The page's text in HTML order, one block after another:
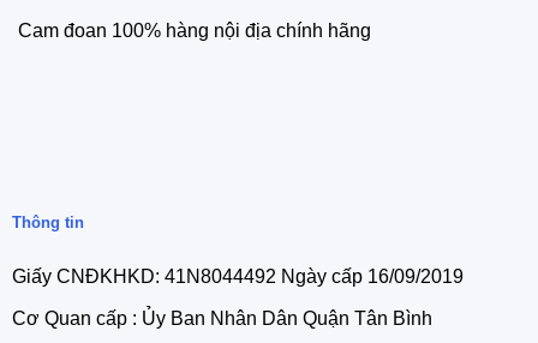
Cam đoan 100% hàng nội địa chính hãng
Thông tin
Giấy CNĐKHKD: 41N8044492 Ngày cấp 16/09/2019
Cơ Quan cấp : Ủy Ban Nhân Dân Quận Tân Bình